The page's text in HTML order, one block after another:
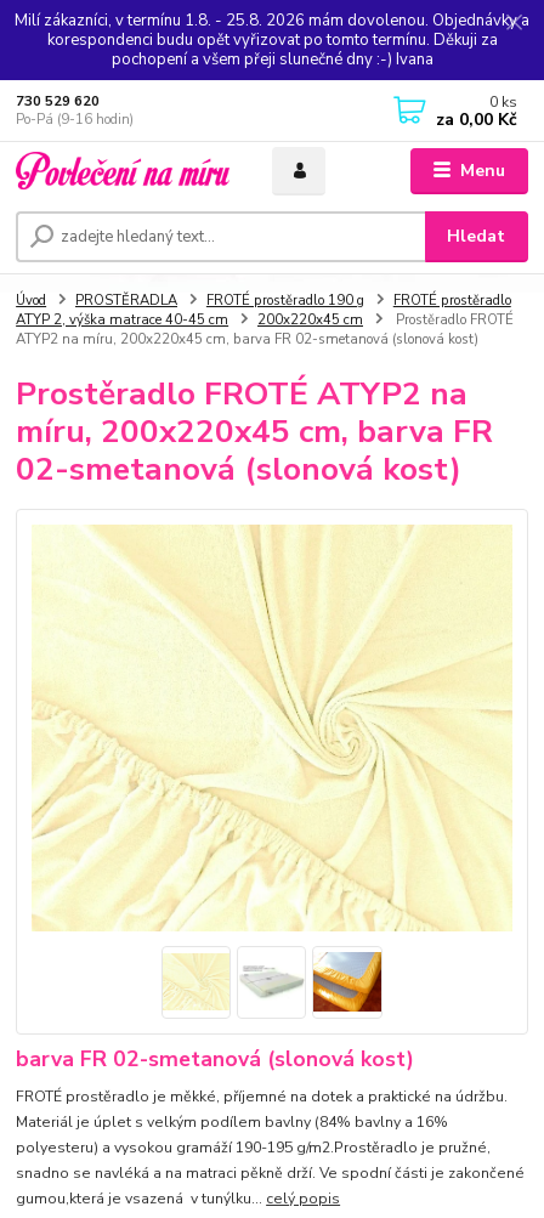
Milí zákazníci, v termínu 1.8. - 25.8. 2026 mám dovolenou. Objednávky a
korespondenci budu opět vyřizovat po tomto termínu. Děkuji za
pochopení a všem přeji slunečné dny :-) Ivana
Menu
Hledat
730 529 620
Po-Pá (9-16 hodin)
0 ks
za 0,00 Kč
Úvod PROSTĚRADLA FROTÉ prostěradlo 190 g
FROTÉ prostěradlo
ATYP 2, výška matrace 40-45 cm
200x220x45 cm
Prostěradlo FROTÉ
ATYP2 na míru, 200x220x45 cm, barva FR 02-smetanová (slonová kost)
Prostěradlo FROTÉ ATYP2 na
míru, 200x220x45 cm, barva FR
02-smetanová (slonová kost)
barva FR 02-smetanová (slonová kost)
FROTÉ prostěradlo je měkké, příjemné na dotek a praktické na údržbu.
Materiál je úplet s velkým podílem bavlny (84% bavlny a 16%
polyesteru) a vysokou gramáží 190-195 g/m2.Prostěradlo je pružné,
snadno se navléká a na matraci pěkně drží. Ve spodní části je zakončené
gumou,která je vsazená v tunýlku... celý popis